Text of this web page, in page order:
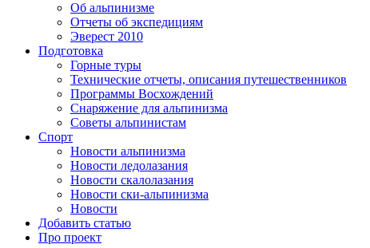
Об альпинизме
Отчеты об экспедициям
Эверест 2010
Подготовка
Горные туры
Технические отчеты, описания путешественников
Программы Восхождений
Снаряжение для альпинизма
Советы альпинистам
Спорт
Новости альпинизма
Новости ледолазания
Новости скалолазания
Новости ски-альпинизма
Новости
Добавить статью
Про проект